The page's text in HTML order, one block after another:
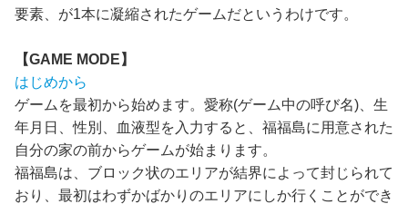
要素、が1本に凝縮されたゲームだというわけです。
【GAME MODE】
はじめから
ゲームを最初から始めます。愛称(ゲーム中の呼び名)、生
年月日、性別、血液型を入力すると、福福島に用意された
自分の家の前からゲームが始まります。
福福島は、ブロック状のエリアが結界によって封じられて
おり、最初はわずかばかりのエリアにしか行くことができ